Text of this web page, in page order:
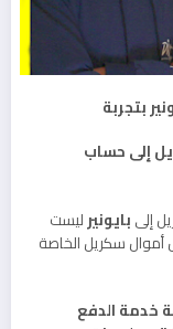
بتجربة
إلى حساب
إلىبايونيرليست
أموال سكريل الخاصة
خدمة الدفع